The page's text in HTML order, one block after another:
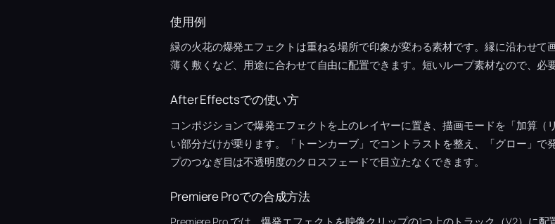
使用例
緑の火花の爆発エフェクトは重ねる場所で印象が変わる素材です。縁に沿わせて
薄く敷くなど、用途に合わせて自由に配置できます。短いループ素材なので、必
After Effectsでの使い方
コンポジションで爆発エフェクトを上のレイヤーに置き、描画モードを「加算（
い部分だけが乗ります。「トーンカーブ」でコントラストを整え、「グロー」で
プのつなぎ目は不透明度のクロスフェードで目立たなくできます。
Premiere Proでの合成方法